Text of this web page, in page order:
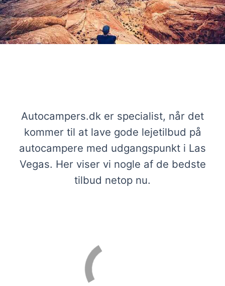
Autocampers.dk er specialist, når det
kommer til at lave gode lejetilbud på
autocampere med udgangspunkt i Las
Vegas. Her viser vi nogle af de bedste
tilbud netop nu.